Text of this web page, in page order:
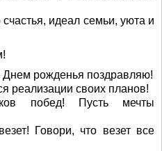
идеал семьи, уюта и
рожденья поздравляю!
реализации своих планов!
побед! Пусть мечты
Говори, что везет все